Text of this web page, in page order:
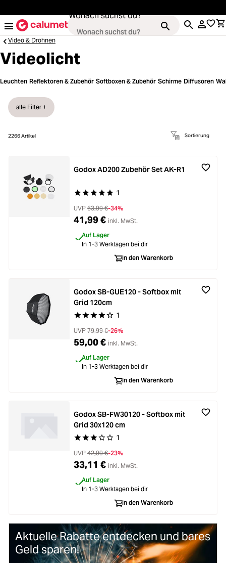
Wonach suchst du?
Kameras
Loading...Objektive
Loading...Video & Drohnen
Loading... Stative & Gimbals
Loading...Taschen
Zubehör
Loading... Bildbearbeitung
Loading...Ferngläser
Second Hand
Loading...
Video & Drohnen
Videolicht
Leuchten Reflektoren & Zubehör Softboxen & Zubehör Schirme Diffusoren
2266Artikel Sortierung
alle Filter +
Durchschnittliche Bewertung von 5 von 5
1
Godox AD200 Zubehör Set AK-R1
UVP 63,99 €-34%
41,99 € inkl. MwSt.
Auf Lager
In 1-3 Werktagen bei dir
In den Warenkorb
Durchschnittliche Bewertung von 4 von 5
1
Godox SB-GUE120 - Softbox mit
Grid 120cm
UVP 79,99 €-26%
59,00 € inkl. MwSt.
Auf Lager
In 1-3 Werktagen bei dir
In den Warenkorb
Durchschnittliche Bewertung von 3 von 5
1
Godox SB-FW30120 - Softbox mit
Grid 30x120 cm
UVP 42,99 €-23%
33,11 € inkl. MwSt.
Auf Lager
In 1-3 Werktagen bei dir
In den Warenkorb
Aktuelle Rabatte entdecken und bares
Geld sparen!